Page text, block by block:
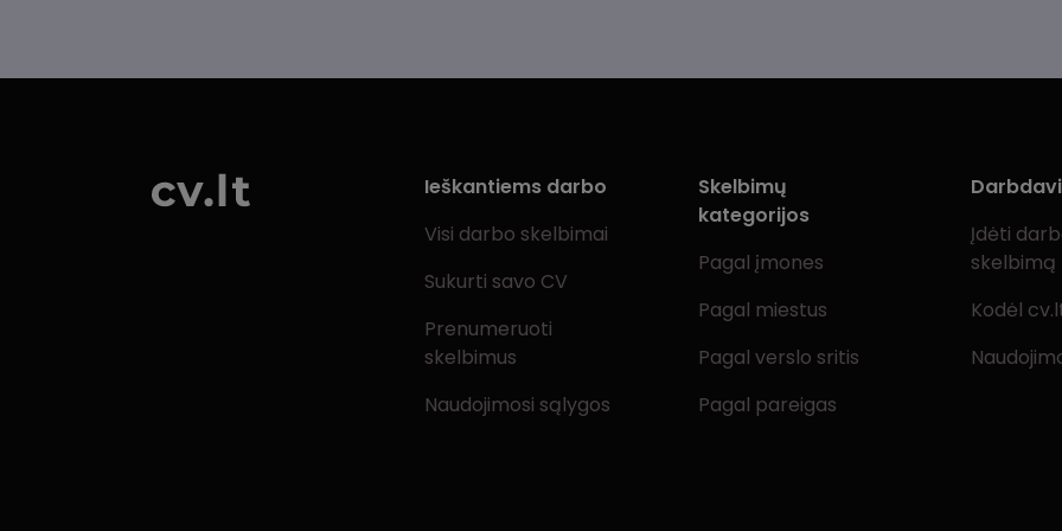
Ieškantiems darbo
Visi darbo skelbimai
Sukurti savo CV
Prenumeruoti
skelbimus
Naudojimosi sąlygos
Skelbimų
kategorijos
Pagal įmones
Pagal miestus
Pagal verslo sritis
Pagal pareigas
Įdėti
skelbimą
Kodėl